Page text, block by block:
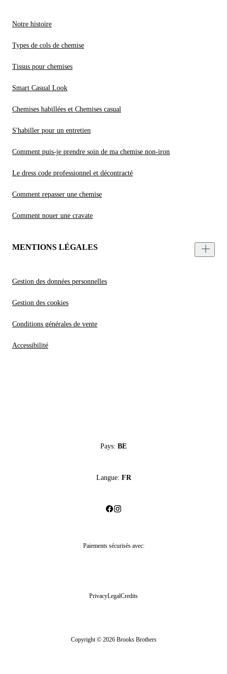
Notre histoire
Types de cols de chemise
Tissus pour chemises
Smart Casual Look
Chemises habillées et Chemises casual
S'habiller pour un entretien
Comment puis-je prendre soin de ma chemise non-iron
Le dress code professionnel et décontracté
Comment repasser une chemise
Comment nouer une cravate
MENTIONS LÉGALES
Gestion des données personnelles
Gestion des cookies
Conditions générales de vente
Accessibilité
Pays: BE
Langue: FR
Paiements sécurisés avec:
PrivacyLegalCredits
Copyright © 2026 Brooks Brothers